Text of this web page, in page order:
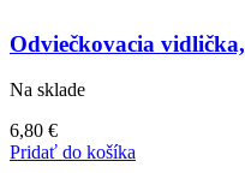
Odviečkovacia
Na sklade
6,80 €
Pridať do košíka